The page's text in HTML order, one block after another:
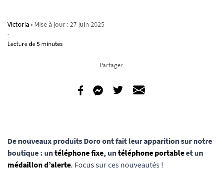
Victoria • Mise à jour :27 juin 2025
-
Lecture de 5 minutes
Partager
De nouveaux produits Doro ont fait leur apparition sur notre
boutique : untéléphone fixe, untéléphone portableet un
médaillon d’alerte. Focus sur ces nouveautés !